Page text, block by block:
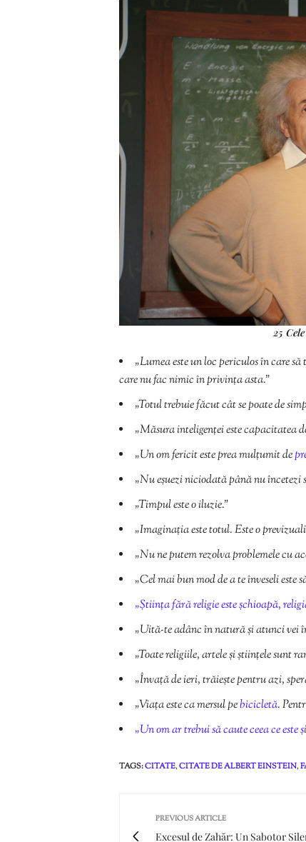
25
„Lumea este un loc periculos în care
care nu fac nimic în privința asta.”
„Totul trebuie făcut cât se poate de
„Măsura inteligenței este capacitatea
„Un om fericit este prea mulțumit de
„Nu eșuezi niciodată până nu încetezi
„Timpul este o iluzie.”
„Imaginația este totul. Este o
„Nu ne putem rezolva problemele cu
„Cel mai bun mod de a te înveseli este
„Știința fără religie este șchioapă,
„Uită-te adânc în natură și atunci vei
„Toate religiile, artele și științele sunt
„Învață de ieri, trăiește pentru azi,
„Viața este ca mersul pebicicletă.
„Un om ar trebui să caute ceea ce este
TAGS:CITATE,CITATE DE ALBERT EINSTEIN,
PREVIOUS ARTICLE
Excesul de Zahăr: Un Sabotor